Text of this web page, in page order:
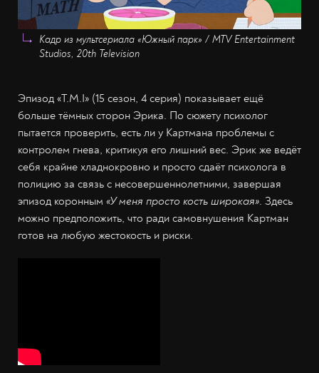
Кадр из мультсериала «Южный парк» / MTV Entertainment
Studios, 20th Television
Эпизод «T.M.I» (15 сезон, 4 серия) показывает ещё
больше тёмных сторон Эрика. По сюжету психолог
пытается проверить, есть ли у Картмана проблемы с
контролем гнева, критикуя его лишний вес. Эрик же ведёт
себя крайне хладнокровно и просто сдаёт психолога в
полицию за связь с несовершеннолетними, завершая
эпизод коронным «У меня просто кость широкая». Здесь
можно предположить, что ради самовнушения Картман
готов на любую жестокость и риски.